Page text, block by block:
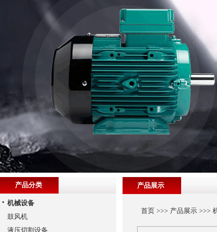
产品展示
首页 >>> 产品展示>>>
产品分类
机械设备
鼓风机
液压切割设备